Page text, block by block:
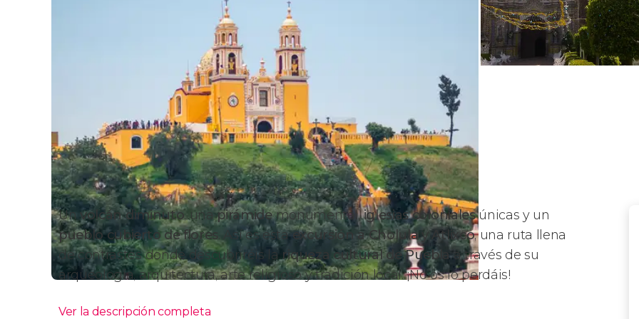
Unvolcán diminuto, unapirámidemonumental,iglesias colonialesúnicas y un
pueblo cubierto de flores
. Así es estaexcursión a Cholula y Atlixco, una ruta llena
de contrastes donde descubriréis la riqueza cultural de Pueblaa través de su
arqueología, arquitectura, arte religioso y tradición local. ¡No os lo perdáis!
Ver la descripción completa